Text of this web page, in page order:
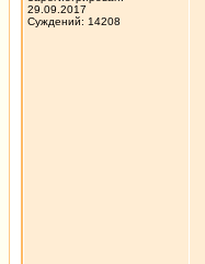
29.09.2017
Суждений: 14208